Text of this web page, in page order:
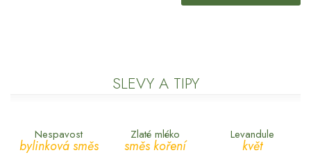
SLEVY A TIPY
Nespavost
bylinková směs
Zlaté mléko
směs koření
Levandule
květ